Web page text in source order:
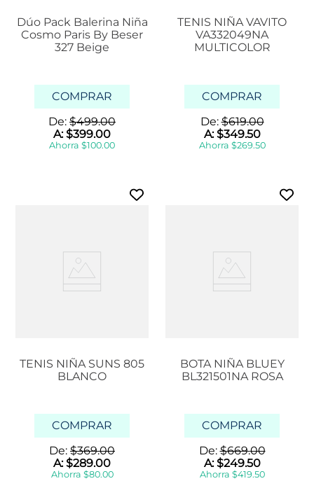
Dúo Pack Balerina Niña
Cosmo Paris By Beser
327 Beige
COMPRAR
De: $499.00
A:$399.00
Ahorra $100.00
TENIS NIÑA VAVITO
VA332049NA
MULTICOLOR
COMPRAR
De:$619.00
A:$349.50
Ahorra $269.50
TENIS NIÑA SUNS 805
BLANCO
COMPRAR
De: $369.00
A:$289.00
Ahorra $80.00
BOTA NIÑA BLUEY
BL321501NA ROSA
COMPRAR
De:$669.00
A:$249.50
Ahorra $419.50